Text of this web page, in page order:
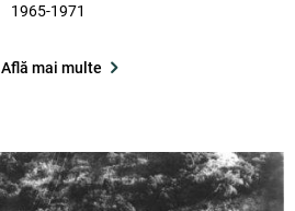
1965-1971
Află mai multe